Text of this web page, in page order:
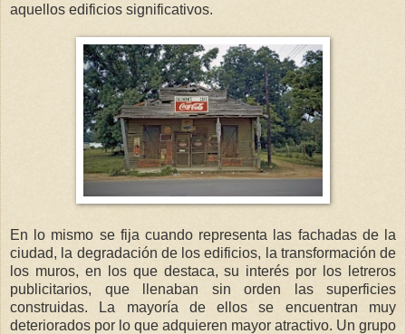
aquellos edificios significativos.
En lo mismo se fija cuando representa las fachadas de la
ciudad, la degradación de los edificios, la transformación de
los muros, en los que destaca, su interés por los letreros
publicitarios, que llenaban sin orden las superficies
construidas. La mayoría de ellos se encuentran muy
deteriorados por lo que adquieren mayor atractivo. Un grupo